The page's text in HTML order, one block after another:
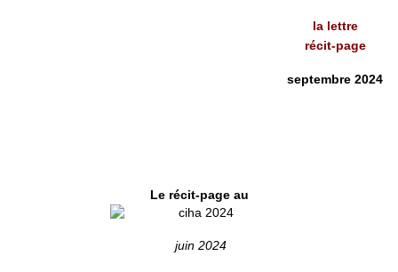
la lettre
récit-page
septembre 2024
Le récit-page au
juin 2024